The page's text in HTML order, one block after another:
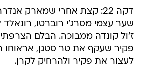
דקה 22: קצת אחרי שמארק
שער עצמי מסרג'י רוברטו,
ז'ול קונדה ממבוכה. הבלם הצרפתי
פקיר שעקף את טר סטגן, אראוחו
לעצור את פקיר ולהרחיק לקרן.